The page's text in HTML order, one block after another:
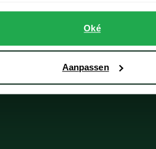
Oké
Aanpassen